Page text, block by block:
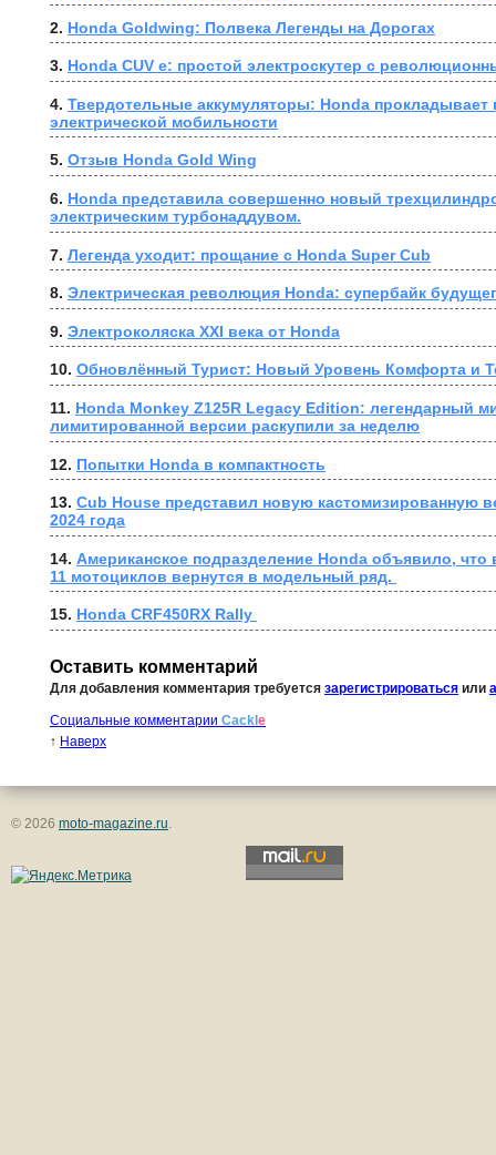
2. Honda Goldwing: Полвека Легенды на Дорогах
3. Honda CUV e: простой электроскутер с
4. Твердотельные аккумуляторы: Honda прокладывает
электрической мобильности
5. Отзыв Honda Gold Wing
6. Honda представила совершенно новый
электрическим турбонаддувом.
7. Легенда уходит: прощание с Honda Super Cub
8. Электрическая революция Honda: супербайк
9. Электроколяска XXI века от Honda
10. Обновлённый Турист: Новый Уровень Комфорта и
11. Honda Monkey Z125R Legacy Edition: легендарный
лимитированной версии раскупили за неделю
12. Попытки Honda в компактность
13. Cub House представил новую кастомизированную
2024 года
14. Американское подразделение Honda объявило, что
11 мотоциклов вернутся в модельный ряд.
15. Honda CRF450RX Rally
Оставить комментарий
Для добавления комментария требуется зарегистрироваться или
Социальные комментарии Cackl e
↑ Наверх
© 2026 moto-magazine.ru.